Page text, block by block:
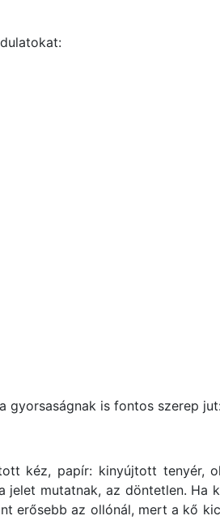
gyorsaságnak is fontos szerep
kéz, papír: kinyújtott tenyér,
mutatnak, az döntetlen.
erősebb az ollónál, mert a kő